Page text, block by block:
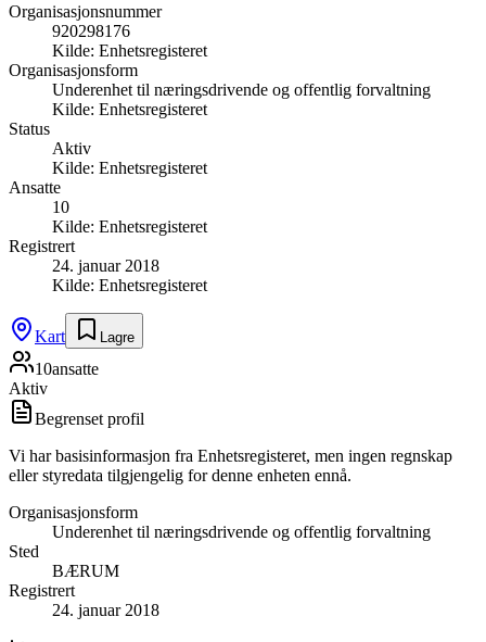
Organisasjonsnummer
920298176
Kilde: Enhetsregisteret
Organisasjonsform
Underenhet til næringsdrivende og offentlig forvaltning
Kilde: Enhetsregisteret
Status
Aktiv
Kilde: Enhetsregisteret
Ansatte
10
Kilde: Enhetsregisteret
Registrert
24. januar 2018
Kilde: Enhetsregisteret
Kart Lagre
10ansatte
Aktiv
Begrenset profil
Vi har basisinformasjon fra Enhetsregisteret, men ingen regnskap
eller styredata tilgjengelig for denne enheten ennå.
Organisasjonsform
Underenhet til næringsdrivende og offentlig forvaltning
Sted
BÆRUM
Registrert
24. januar 2018